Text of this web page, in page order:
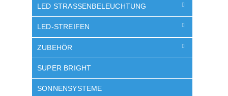
LED STRASSENBELEUCHTUNG
LED-STREIFEN
ZUBEHÖR
SUPER BRIGHT
SONNENSYSTEME